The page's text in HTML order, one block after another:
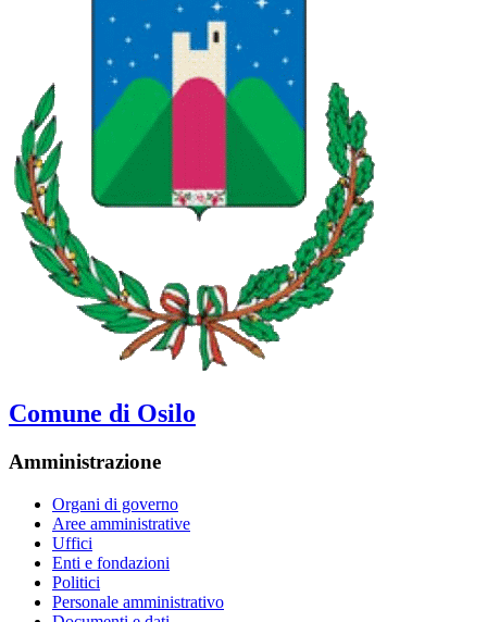
Comune di Osilo
Amministrazione
Organi di governo
Aree amministrative
Uffici
Enti e fondazioni
Politici
Personale amministrativo